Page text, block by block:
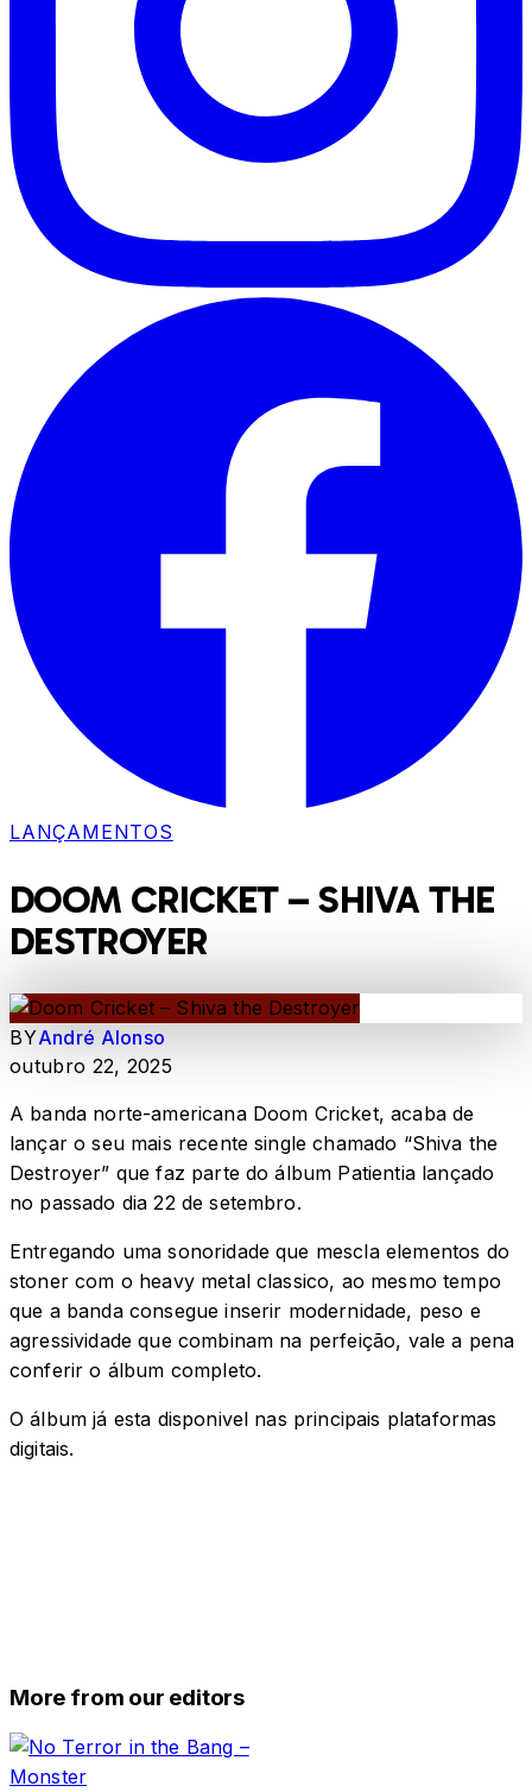
LANÇAMENTOS
DOOM CRICKET – SHIVA THE
DESTROYER
BYAndré Alonso
outubro 22, 2025
A banda norte-americana Doom Cricket, acaba de
lançar o seu mais recente single chamado “Shiva the
Destroyer” que faz parte do álbum Patientia lançado
no passado dia 22 de setembro.
Entregando uma sonoridade que mescla elementos do
stoner com o heavy metal classico, ao mesmo tempo
que a banda consegue inserir modernidade, peso e
agressividade que combinam na perfeição, vale a pena
conferir o álbum completo.
O álbum já esta disponivel nas principais plataformas
digitais.
More from our editors